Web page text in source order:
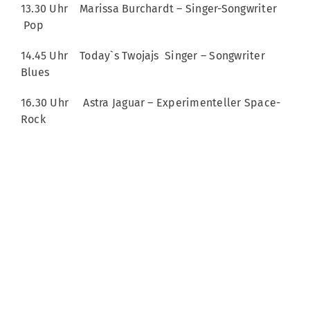
13.30 Uhr Marissa Burchardt – Singer-Songwriter
Pop
14.45 Uhr Today`s Twojajs Singer – Songwriter
Blues
16.30 Uhr Astra Jaguar – Experimenteller Space-
Rock